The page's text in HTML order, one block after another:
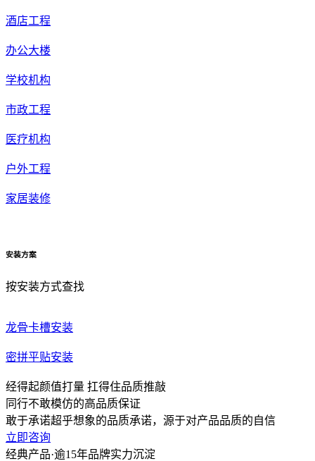
酒店工程
办公大楼
学校机构
市政工程
医疗机构
户外工程
家居装修
安装方案
按安装方式查找
龙骨卡槽安装
密拼平贴安装
经得起颜值打量 扛得住品质推敲
同行不敢模仿的高品质保证
敢于承诺超乎想象的品质承诺，源于对产品品质的自信
立即咨询
经典产品·逾15年品牌实力沉淀